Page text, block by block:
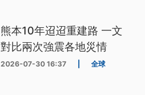
熊本10年迢迢重建路 一文
對比兩次強震各地災情
2026-07-30 16:37 全球